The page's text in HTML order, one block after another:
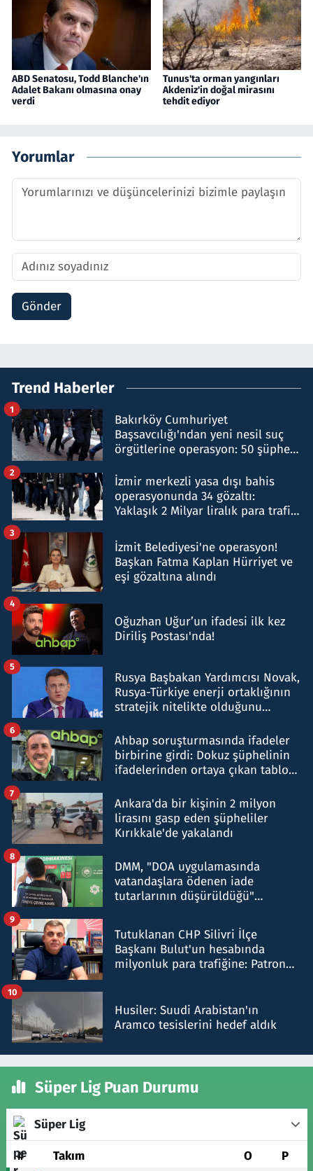
ABD Senatosu, Todd Blanche'ın
Adalet Bakanı olmasına onay
verdi
Tunus'ta orman yangınları
Akdeniz'in doğal mirasını
tehdit ediyor
Yorumlar
Gönder
Trend Haberler
Bakırköy Cumhuriyet
Başsavcılığı'ndan yeni nesil suç
örgütlerine operasyon: 50 şüpheli
1
İzmir merkezli yasa dışı bahis
operasyonunda 34 gözaltı:
Yaklaşık 2 Milyar liralık para trafiği
2
İzmit Belediyesi'ne operasyon!
Başkan Fatma Kaplan Hürriyet ve
eşi gözaltına alındı
3
Oğuzhan Uğur’un ifadesi ilk kez
Diriliş Postası'nda!
4
Rusya Başbakan Yardımcısı Novak,
Rusya-Türkiye enerji ortaklığının
stratejik nitelikte olduğunu
5
Ahbap soruşturmasında ifadeler
birbirine girdi: Dokuz şüphelinin
ifadelerinden ortaya çıkan tablo
6
Ankara'da bir kişinin 2 milyon
lirasını gasp eden şüpheliler
Kırıkkale'de yakalandı
7
DMM, "DOA uygulamasında
vatandaşlara ödenen iade
tutarlarının düşürüldüğü"
8
Tutuklanan CHP Silivri İlçe
Başkanı Bulut'un hesabında
milyonluk para trafiğine: Patron
9
Husiler: Suudi Arabistan'ın
Aramco tesislerini hedef aldık
10
Süper Lig Puan Durumu
Süper Lig
# Takım O P